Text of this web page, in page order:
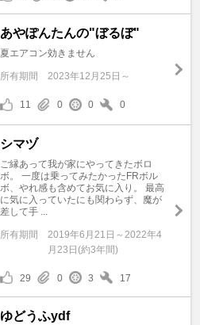
あやぽんたんの"ぼるぼ"
夏エアコン効きません
所有期間 2023年12月25日～
11 0 0 0
シマヅ
ご縁あって我が家にやってきたボロ
ボ。 一度は乗ってみたかったFRボル
ボ、やれ感も含めてお気に入り。 最高
に気に入っていたにも関わらず、魔が
差して手 ...
所有期間
2019年6月21日～2022年4
月23日(約3年間)
29 0 3 17
ゆどうふydf